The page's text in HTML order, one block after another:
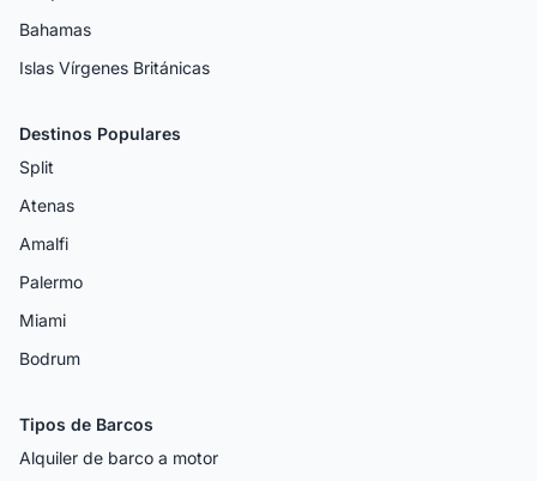
Bahamas
Islas Vírgenes Británicas
Destinos Populares
Split
Atenas
Amalfi
Palermo
Miami
Bodrum
Tipos de Barcos
Alquiler de barco a motor